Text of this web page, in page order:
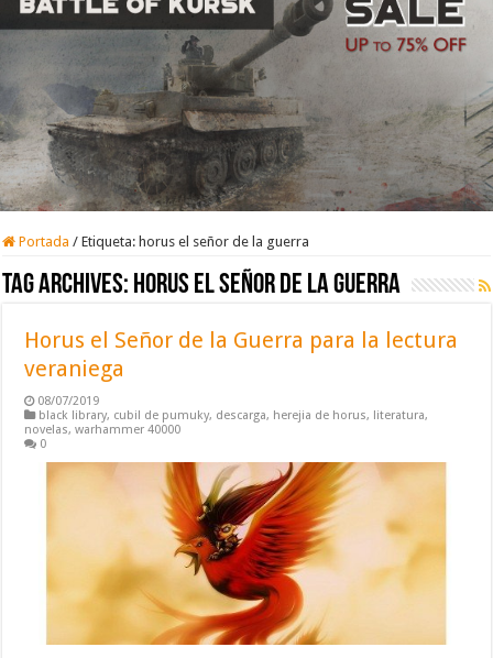
Portada / Etiqueta: horus el señor de la guerra
Tag Archives: horus el señor de la guerra
Horus el Señor de la Guerra para la lectura
veraniega
08/07/2019
black library, cubil de pumuky, descarga, herejia de horus, literatura,
novelas,warhammer 40000
0